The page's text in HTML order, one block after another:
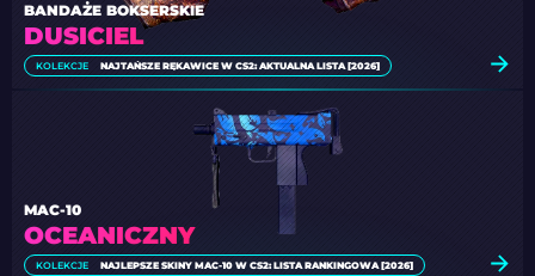
DUSICIEL
BANDAŻE BOKSERSKIE
KOLEKCJE NAJTAŃSZE RĘKAWICE W CS2: AKTUALNA LISTA [2026]
OCEANICZNY
MAC-10
KOLEKCJE NAJLEPSZE SKINY MAC-10 W CS2: LISTA RANKINGOWA [2026]